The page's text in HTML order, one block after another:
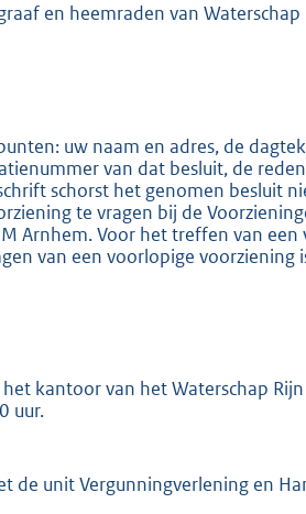
en heemraden van Waterschap
uw naam en adres, de
van dat besluit, de
schorst het genomen besluit
te vragen bij de
Arnhem. Voor het treffen van
van een voorlopige voorziening
kantoor van het Waterschap Rijn
uur.
unit Vergunningverlening en